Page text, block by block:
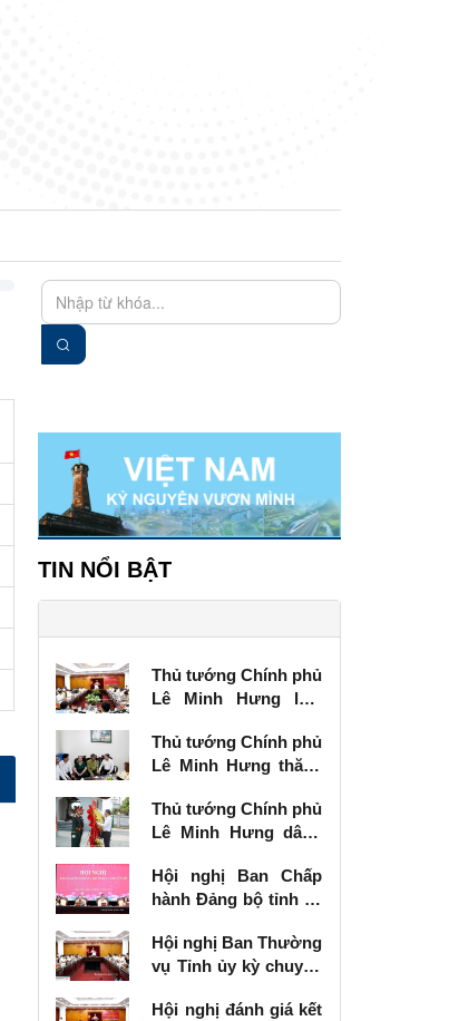
TIN NỔI BẬT
Thủ tướng Chính phủ
Lê Minh Hưng làm
vụ Tỉnh ủy Lạng Sơn
Thủ tướng Chính phủ
Lê Minh Hưng thăm,
binh tại Lạng Sơn
Thủ tướng Chính phủ
Lê Minh Hưng dâng
các Anh hùng liệt sĩ
tại Lạng Sơn
Hội nghị Ban Chấp
hành Đảng bộ tỉnh kỳ
Hội nghị Ban Thường
vụ Tỉnh ủy kỳ chuyên
Hội nghị đánh giá kết